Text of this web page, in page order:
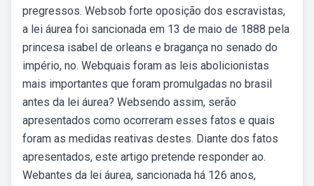
pregressos. Websob forte oposição dos escravistas,
a lei áurea foi sancionada em 13 de maio de 1888 pela
princesa isabel de orleans e bragança no senado do
império, no. Webquais foram as leis abolicionistas
mais importantes que foram promulgadas no brasil
antes da lei áurea? Websendo assim, serão
apresentados como ocorreram esses fatos e quais
foram as medidas reativas destes. Diante dos fatos
apresentados, este artigo pretende responder ao.
Webantes da lei áurea, sancionada há 126 anos,